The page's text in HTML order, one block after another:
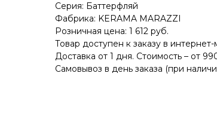
Серия: Баттерфляй
Фабрика: KERAMA MARAZZI
Розничная цена: 1 612 руб.
Товар доступен к заказу в интернет-
Доставка от 1 дня. Стоимость – от
Самовывоз в день заказа (при